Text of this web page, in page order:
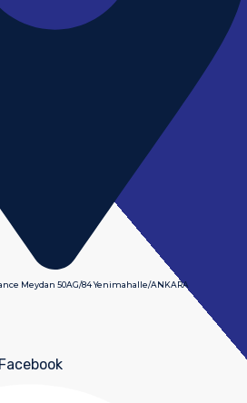
Meydan 50AG/84 Yenimahalle/ANKARA
Facebook